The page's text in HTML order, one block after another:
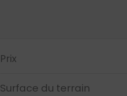
Prix
Surface du terrain